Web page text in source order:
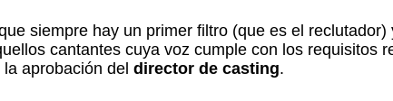
siempre hay un primer filtro (que es el reclutador)
cantantes cuya voz cumple con los requisitos
aprobación del director de casting.